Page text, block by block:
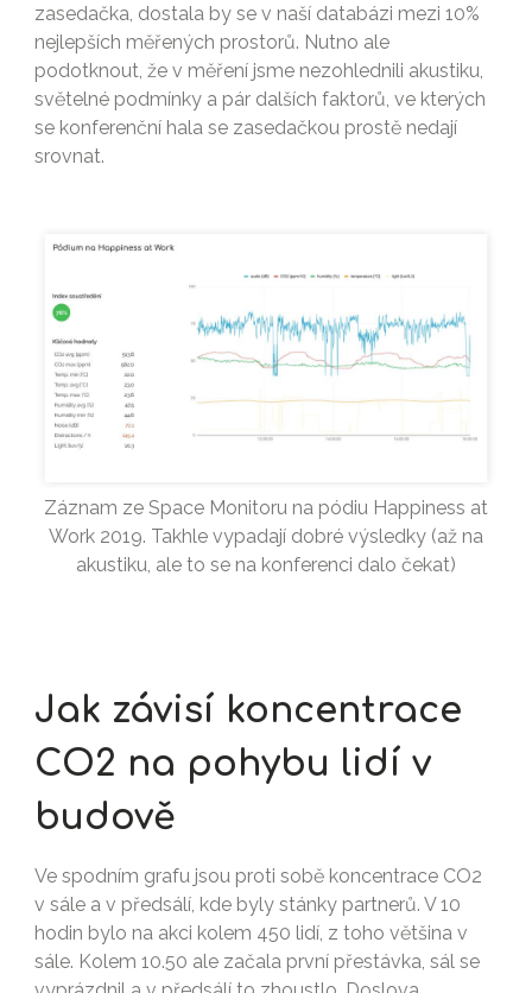
zasedačka, dostala by se v naší databázi mezi 10%
nejlepších měřených prostorů. Nutno ale
podotknout, že v měření jsme nezohlednili akustiku,
světelné podmínky a pár dalších faktorů, ve kterých
se konferenční hala se zasedačkou prostě nedají
srovnat.
Záznam ze Space Monitoru na pódiu Happiness at
Work 2019. Takhle vypadají dobré výsledky (až na
akustiku, ale to se na konferenci dalo čekat)
Jak závisí koncentrace
CO2 na pohybu lidí v
budově
Ve spodním grafu jsou proti sobě koncentrace CO2
v sále a v předsálí, kde byly stánky partnerů. V 10
hodin bylo na akci kolem 450 lidí, z toho většina v
sále. Kolem 10.50 ale začala první přestávka, sál se